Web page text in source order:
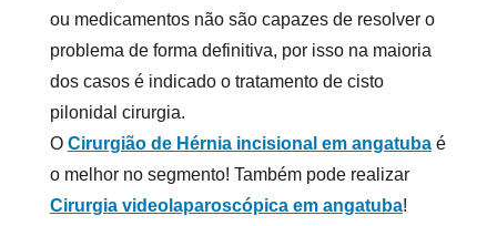
ou medicamentos não são capazes de resolver o
problema de forma definitiva, por isso na maioria
dos casos é indicado o tratamento de cisto
pilonidal cirurgia.
O Cirurgião de Hérnia incisional em angatubaé
o melhor no segmento! Também pode realizar
Cirurgia videolaparoscópica em angatuba!